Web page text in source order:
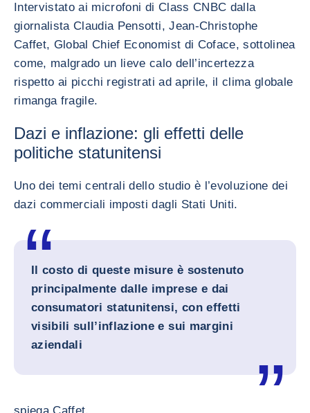
Intervistato ai microfoni di Class CNBC dalla
giornalista Claudia Pensotti, Jean-Christophe
Caffet, Global Chief Economist di Coface, sottolinea
come, malgrado un lieve calo dell’incertezza
rispetto ai picchi registrati ad aprile, il clima globale
rimanga fragile.
Dazi e inflazione: gli effetti delle
politiche statunitensi
Uno dei temi centrali dello studio è l’evoluzione dei
dazi commerciali imposti dagli Stati Uniti.
Il costo di queste misure è sostenuto
principalmente dalle imprese e dai
consumatori statunitensi, con effetti
visibili sull’inflazione e sui margini
aziendali